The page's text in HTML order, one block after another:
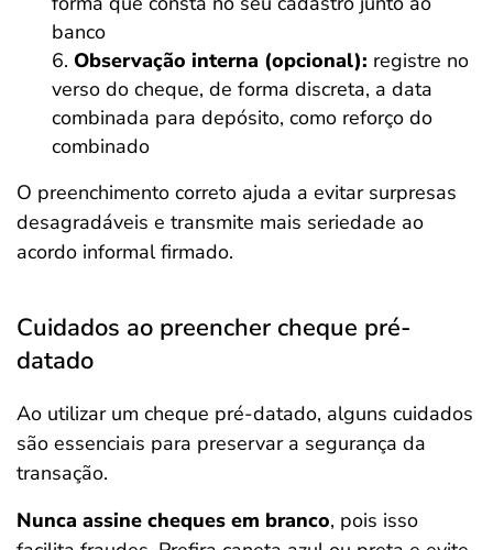
banco
Observação interna (opcional): registre no
verso do cheque, de forma discreta, a data
combinada para depósito, como reforço do
combinado
O preenchimento correto ajuda a evitar surpresas
desagradáveis e transmite mais seriedade ao
acordo informal firmado.
Cuidados ao preencher cheque pré-
datado
Ao utilizar um cheque pré-datado, alguns cuidados
são essenciais para preservar a segurança da
transação.
Nunca assine cheques em branco, pois isso